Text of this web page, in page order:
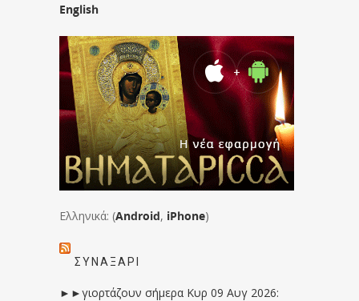
English
Ελληνικά: (Android, iPhone)
ΣΥΝΑΞΆΡΙ
►►γιορτάζουν σήμερα Κυρ 09 Αυγ 2026: